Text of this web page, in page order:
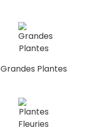
Grandes Plantes